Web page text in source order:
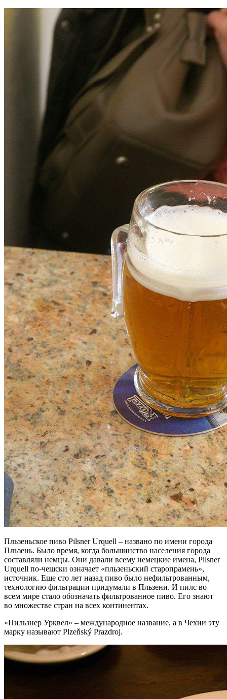
Пльзеньское пиво Pilsner Urquell – названо по имени города
Пльзень. Было время, когда большинство населения города
составляли немцы. Они давали всему немецкие имена, Pilsner
Urquell по-чешски означает «пльзеньский старопрамень»,
источник. Еще сто лет назад пиво было нефильтрованным,
технологию фильтрации придумали в Пльзени. И пилс во
всем мире стало обозначать фильтрованное пиво. Его знают
во множестве стран на всех континентах.
«Пильзнер Урквел» – международное название, а в Чехии эту
марку называют Plzeňský Prazdroj.